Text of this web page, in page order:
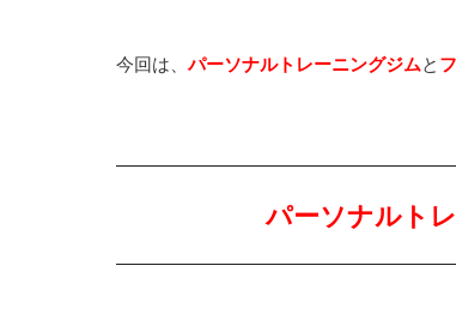
今回は、パーソナルトレーニングジムと
パーソナルト